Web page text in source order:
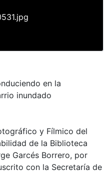
en la
inundado
y Fílmico del
de la Biblioteca
Garcés Borrero, por
con la Secretaría de